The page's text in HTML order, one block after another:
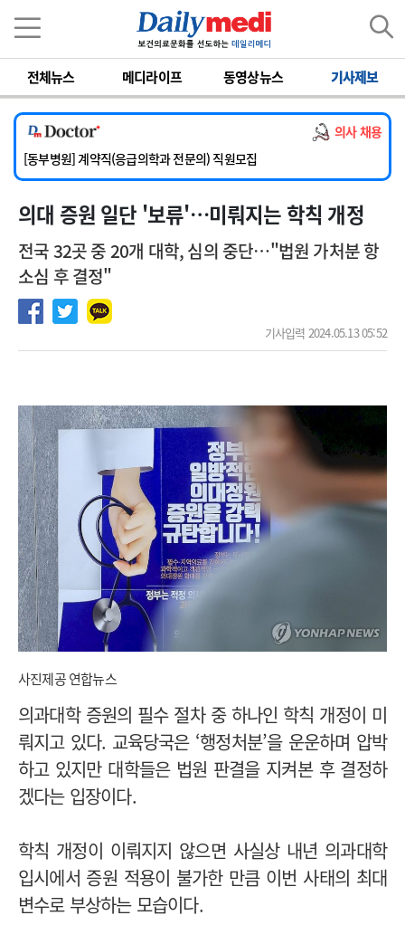
전체뉴스 메디라이프 동영상뉴스 기사제보
의사 채용
[서울아산병원] 2026년 하반기 인턴 모집
[영남대학교의료원] 마취통증의학과 임기제 임상의사 채용
[충남대학교병원] 소아청소년과(소아응급전담) 계약직 의사 공개채용
[동부병원] 계약직(응급의학과 전문의) 직원모집
[이대목동병원] 하반기 전공의(레지던트1년차) 모집
[서울아산병원] 2026년 하반기 인턴 모집
의대 증원 일단 '보류'…미뤄지는 학칙 개정
전국 32곳 중 20개 대학, 심의 중단…"법원 가처분 항
소심 후 결정"
기사입력 2024.05.13 05:52
사진제공 연합뉴스
의과대학 증원의 필수 절차 중 하나인 학칙 개정이 미
뤄지고 있다. 교육당국은 ‘행정처분’을 운운하며 압박
하고 있지만 대학들은 법원 판결을 지켜본 후 결정하
겠다는 입장이다.
학칙 개정이 이뤄지지 않으면 사실상 내년 의과대학
입시에서 증원 적용이 불가한 만큼 이번 사태의 최대
변수로 부상하는 모습이다.